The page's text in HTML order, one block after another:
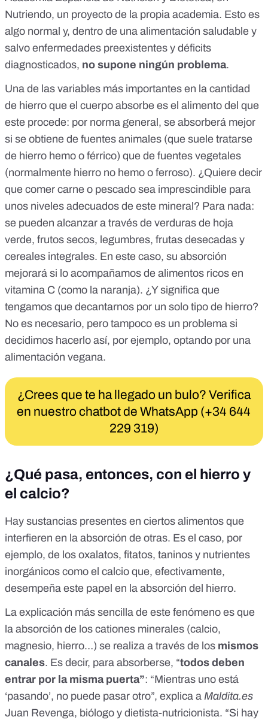
Nutriendo, un proyecto de la propia academia. Esto es
algo normal y, dentro de una alimentación saludable y
salvo enfermedades preexistentes y déficits
diagnosticados, no supone ningún problema.
Una de las variables más importantes en la cantidad
de hierro que el cuerpo absorbe es el alimento del que
este procede: por norma general, se absorberá mejor
si se obtiene de fuentes animales (que suele tratarse
de hierro hemo o férrico) que de fuentes vegetales
(normalmente hierro no hemo o ferroso). ¿Quiere decir
que comer carne o pescado sea imprescindible para
unos niveles adecuados de este mineral? Para nada:
se pueden alcanzar a través de verduras de hoja
verde, frutos secos, legumbres, frutas desecadas y
cereales integrales. En este caso, su absorción
mejorará si lo acompañamos de alimentos ricos en
vitamina C (como la naranja). ¿Y significa que
tengamos que decantarnos por un solo tipo de hierro?
No es necesario, pero tampoco es un problema si
decidimos hacerlo así, por ejemplo, optando por una
alimentación vegana.
¿Crees que te ha llegado un bulo? Verifica
en nuestro chatbot de WhatsApp (+34 644
229 319)
¿Qué pasa, entonces, con el hierro y
el calcio?
Hay sustancias presentes en ciertos alimentos que
interfieren en la absorción de otras. Es el caso, por
ejemplo, de los oxalatos, fitatos, taninos y nutrientes
inorgánicos como el calcio que, efectivamente,
desempeña este papel en la absorción del hierro.
La explicación más sencilla de este fenómeno es que
la absorción de los cationes minerales (calcio,
magnesio, hierro…) se realiza a través de los mismos
canales. Es decir, para absorberse, “todos deben
entrar por la misma puerta”: “Mientras uno está
‘pasando’, no puede pasar otro”, explica a Maldita.es
Juan Revenga, biólogo y dietista-nutricionista. “Si hay